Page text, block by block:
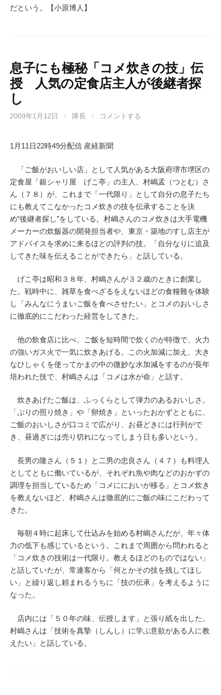
だという。【小原博人】
息子にも極秘「コメ炊きの技」伝
授 人気の定食店主人が後継者探
し
2009年1月12日 / 隊長 / コメントする
1月11日22時49分配信 産経新聞
「ご飯がおいしい店」として人気がある大阪府堺市堺区の
定食屋「銀シャリ屋 げこ亭」の主人、村嶋孟（つとむ）さ
ん（７８）が、これまで「一代限り」として自分の息子たち
にも教えてこなかったコメ炊きの技を伝承することを決
め“後継者探し”をしている。村嶋さんのコメ炊きは大手電機
メーカーの炊飯器の開発担当者や、東京・築地のすし店主が
アドバイスを求めに来るほどの評判の技。「自分なりに追及
してきた味を伝えることができたら」と話している。
げこ亭は昭和３８年、村嶋さんが３２歳のときに創業し
た。戦時中に、雑草を食べざるをえないほどの食糧難を体験
し「みんなにうまいご飯を食べさせたい」とコメのおいしさ
に徹底的にこだわった経営をしてきた。
他の飲食店に比べ、ご飯を短時間で炊くのが特徴で、火力
の強いガス火で一気に炊きあげる。この火加減に加え、大き
なひしゃくを使ってかまの中の微妙な水加減をするのが長年
培われた技で、村嶋さんは「コメは水が命」と話す。
炊きあげたご飯は、ふっくらとして弾力のあるおいしさ。
「ぶりの照り焼き」や「卵焼き」といったおかずとともに、
ご飯のおいしさが口コミで広がり、お昼どきには行列がで
き、昼過ぎには売り切れになってしまう日も多いという。
長男の隆さん（５１）と二男の忠良さん（４７）も料理人
としてともに働いているが、それぞれ魚や肉などのおかずの
調理を担当しているため「コメににおいが移る」とコメ炊き
を教えないほど、村嶋さんは徹底的にご飯の味にこだわって
きた。
毎朝４時に起床して仕込みを始める村嶋さんだが、年々体
力の低下も感じているという。これまで周囲から問われると
「コメ炊きの技術は一代限り。教えるほどのものではない」
と話していたが、常連客から「何とかその技を残してほし
い」と繰り返し頼まれるうちに「技の伝承」を考えるように
なった。
店内には「５０年の味、伝授します」と張り紙を出した。
村嶋さんは「技術を真摯（しんし）に学ぶ意欲がある人に教
えたい」と話している。